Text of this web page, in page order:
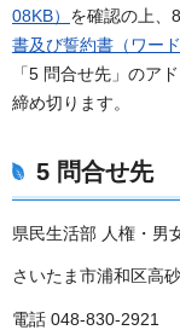
08KB） を確認の上、
書及び誓約書（ワード
「5 問合せ先」のア
締め切ります。
5 問合せ先
県民生活部 人権・男
さいたま市浦和区高
電話 048-830-2921